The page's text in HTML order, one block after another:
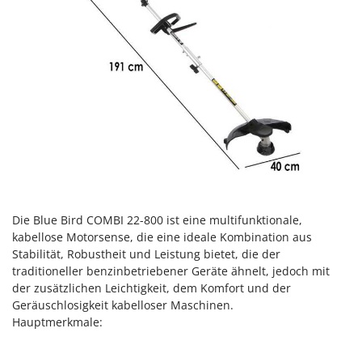
Klimaanlagen – Klimageräte
Knetmaschinen
Kompressoren - elektrisch
Kompressoren für Ernte und Baumschnitt
L
Laderampe aus Aluminium
Laubsauger - Laubbläser
Laubsauger auf Rädern
Luftentfeuchter
Luftkühler
Eschenfelder
EuroMech
Eurosystems
F
FAC
Die Blue Bird COMBI 22-800 ist eine multifunktionale,
kabellose Motorsense, die eine ideale Kombination aus
Stabilität, Robustheit und Leistung bietet, die der
traditioneller benzinbetriebener Geräte ähnelt, jedoch mit
der zusätzlichen Leichtigkeit, dem Komfort und der
Geräuschlosigkeit kabelloser Maschinen.
Hauptmerkmale: